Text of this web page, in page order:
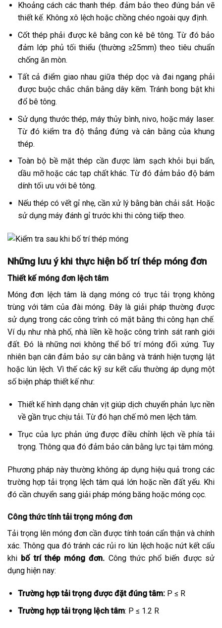
Khoảng cách các thanh thép. đảm bảo theo đúng bản vẽ
thiết kế. Không xô lệch hoặc chồng chéo ngoài quy định.
Cốt thép phải được kê bằng con kê bê tông. Từ đó bảo
đảm lớp phủ tối thiểu (thường ≥25mm) theo tiêu chuẩn
chống ăn mòn.
Tất cả điểm giao nhau giữa thép dọc và đai ngang phải
được buộc chắc chắn bằng dây kẽm. Tránh bong bật khi
đổ bê tông.
Sử dụng thước thép, máy thủy bình, nivo, hoặc máy laser.
Từ đó kiểm tra độ thẳng đứng và cân bằng của khung
thép.
Toàn bộ bề mặt thép cần được làm sạch khỏi bụi bẩn,
dầu mỡ hoặc các tạp chất khác. Từ đó đảm bảo độ bám
dính tối ưu với bê tông.
Nếu thép có vết gỉ nhẹ, cần xử lý bằng bàn chải sắt. Hoặc
sử dụng máy đánh gỉ trước khi thi công tiếp theo.
Những lưu ý khi thực hiện bố trí thép móng đơn
Thiết kế móng đơn lệch tâm
Móng đơn lệch tâm là dạng móng có trục tải trọng không
trùng với tâm của đài móng. Đây là giải pháp thường được
sử dụng trong các công trình có mặt bằng thi công hạn chế.
Ví dụ như nhà phố, nhà liền kề hoặc công trình sát ranh giới
đất. Đó là những nơi không thể bố trí móng đối xứng. Tuy
nhiên bạn cân đảm bảo sự cân bằng và tránh hiện tượng lật
hoặc lún lệch. Vì thế các kỹ sư kết cấu thường áp dụng một
số biện pháp thiết kế như:
Thiết kế hình dạng chân vịt giúp dịch chuyển phản lực nền
về gần trục chịu tải. Từ đó hạn chế mô men lệch tâm.
Trục của lực phản ứng được điều chỉnh lệch về phía tải
trọng. Thông qua đó đảm bảo cân bằng lực tại tâm móng.
Phương pháp này thường không áp dụng hiệu quả trong các
trường hợp tải trọng lệch tâm quá lớn hoặc nền đất yếu. Khi
đó cần chuyển sang giải pháp móng băng hoặc móng cọc.
Công thức tính tải trọng móng đơn
Tải trọng lên móng đơn cần được tính toán cẩn thận và chính
xác. Thông qua đó tránh các rủi ro lún lệch hoặc nứt kết cấu
khi bố trí thép móng đơn. Công thức phổ biến được sử
dụng hiện nay:
Trường hợp tải trọng được đặt đúng tâm:P ≤ R
Trường hợp tải trọng lệch tâm: P ≤ 1.2 R